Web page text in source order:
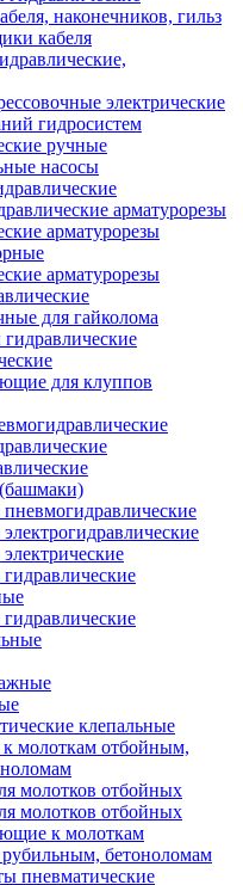
наконечников, гильз
кабеля
электрические
гидросистем
ручные
насосы
арматурорезы
арматурорезы
арматурорезы
для гайколома
для клуппов
клепальные
молоткам отбойным,
молотков отбойных
молотков отбойных
к молоткам
бетоноломам
пневматические